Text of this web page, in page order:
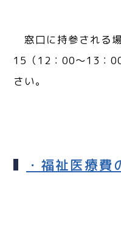
審査
窓口に持参される
15（12：00～13：
さい。
・福祉医療費